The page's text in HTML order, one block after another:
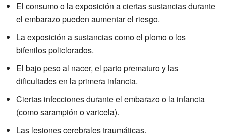
El consumo o la exposición a ciertas sustancias durante
el embarazo pueden aumentar el riesgo.
La exposición a sustancias como el plomo o los
bifenilos policlorados.
El bajo peso al nacer, el parto prematuro y las
dificultades en la primera infancia.
Ciertas infecciones durante el embarazo o la infancia
(como sarampión o varicela).
Las lesiones cerebrales traumáticas.